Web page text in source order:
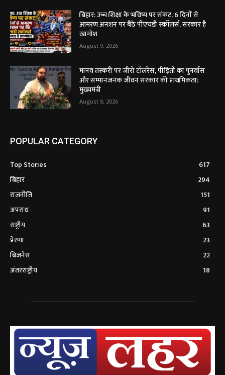
बिहार: उच्च शिक्षा के भविष्य पर संकट, 6 दिनों से
आमरण अनशन पर बैठे पीएचडी स्कॉलर्स, सरकार है
खामोश
August 9, 2026
मानव तस्करी पर जीरो टॉलरेंस, पीड़ितों का पुनर्वास
और सम्मानजनक जीवन सरकार की प्राथमिकता:
मुख्यमंत्री
August 8, 2026
POPULAR CATEGORY
Top Stories
617
बिहार
294
राजनीति
151
अपराध
91
राष्ट्रीय
63
प्रेरणा
23
बिजनेस
22
अंतरराष्ट्रीय
18